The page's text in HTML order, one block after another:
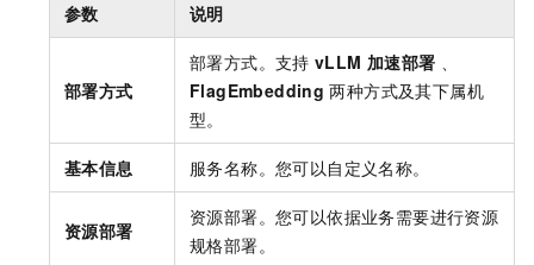
参数 说明
部署方式
部署方式。支持 vLLM 加速部署 、
FlagEmbedding 两种方式及其下属机
型。
基本信息 服务名称。您可以自定义名称。
资源部署
资源部署。您可以依据业务需要进行资源
规格部署。